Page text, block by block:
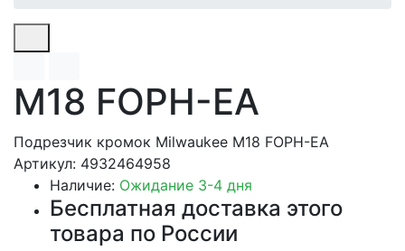
M18 FOPH-EA
Подрезчик кромок Milwaukee M18 FOPH-EA
Артикул: 4932464958
Наличие: Ожидание 3-4 дня
Бесплатная доставка этого
товара по России